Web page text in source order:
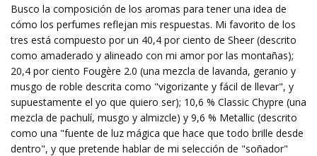
Busco la composición de los aromas para tener una idea de
cómo los perfumes reflejan mis respuestas. Mi favorito de los
tres está compuesto por un 40,4 por ciento de Sheer (descrito
como amaderado y alineado con mi amor por las montañas);
20,4 por ciento Fougère 2.0 (una mezcla de lavanda, geranio y
musgo de roble descrita como "vigorizante y fácil de llevar", y
supuestamente el yo que quiero ser); 10,6 % Classic Chypre (una
mezcla de pachulí, musgo y almizcle) y 9,6 % Metallic (descrito
como una "fuente de luz mágica que hace que todo brille desde
dentro", y que pretende hablar de mi selección de "soñador"